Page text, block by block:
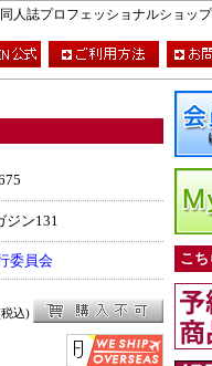
人誌プロフェッショナルショッ
ジン131
委員会
込)
こち